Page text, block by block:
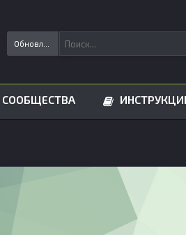
СООБЩЕСТВА